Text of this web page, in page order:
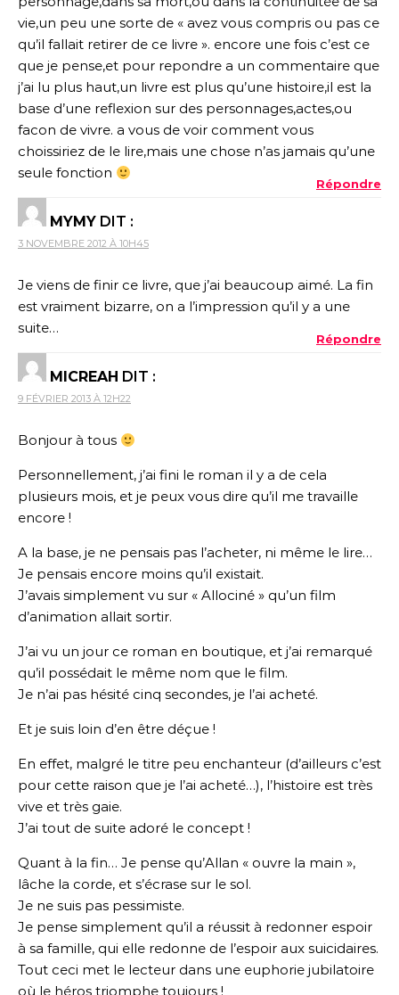
vie,un peu une sorte de « avez vous compris ou pas ce
qu’il fallait retirer de ce livre ». encore une fois c’est ce
que je pense,et pour repondre a un commentaire que
j’ai lu plus haut,un livre est plus qu’une histoire,il est la
base d’une reflexion sur des personnages,actes,ou
facon de vivre. a vous de voir comment vous
choissiriez de le lire,mais une chose n’as jamais qu’une
seule fonction
Répondre
MYMY DIT :
3 NOVEMBRE 2012 À 10H45
Je viens de finir ce livre, que j’ai beaucoup aimé. La fin
est vraiment bizarre, on a l’impression qu’il y a une
suite…
Répondre
MICREAH DIT :
9 FÉVRIER 2013 À 12H22
Bonjour à tous
Personnellement, j’ai fini le roman il y a de cela
plusieurs mois, et je peux vous dire qu’il me travaille
encore !
A la base, je ne pensais pas l’acheter, ni même le lire…
Je pensais encore moins qu’il existait.
J’avais simplement vu sur « Allociné » qu’un film
d’animation allait sortir.
J’ai vu un jour ce roman en boutique, et j’ai remarqué
qu’il possédait le même nom que le film.
Je n’ai pas hésité cinq secondes, je l’ai acheté.
Et je suis loin d’en être déçue !
En effet, malgré le titre peu enchanteur (d’ailleurs c’est
pour cette raison que je l’ai acheté…), l’histoire est très
vive et très gaie.
J’ai tout de suite adoré le concept !
Quant à la fin… Je pense qu’Allan « ouvre la main »,
lâche la corde, et s’écrase sur le sol.
Je ne suis pas pessimiste.
Je pense simplement qu’il a réussit à redonner espoir
à sa famille, qui elle redonne de l’espoir aux suicidaires.
Tout ceci met le lecteur dans une euphorie jubilatoire
où le héros triomphe toujours !